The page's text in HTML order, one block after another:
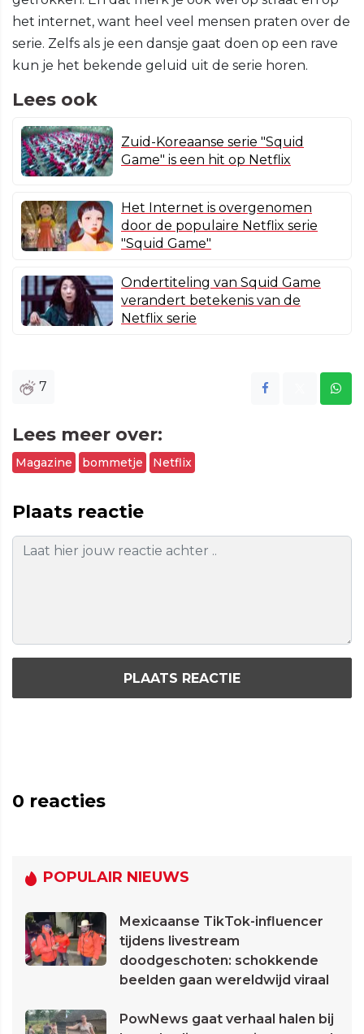
het internet, want heel veel mensen praten over de
serie. Zelfs als je een dansje gaat doen op een rave
kun je het bekende geluid uit de serie horen.
Lees ook
Zuid-Koreaanse serie "Squid
Game" is een hit op Netflix
Het Internet is overgenomen
door de populaire Netflix serie
"Squid Game"
Ondertiteling van Squid Game
verandert betekenis van de
Netflix serie
7
Lees meer over:
Magazine bommetje Netflix
Plaats reactie
PLAATS REACTIE
0 reacties
POPULAIR NIEUWS
Mexicaanse TikTok-influencer
tijdens livestream
doodgeschoten: schokkende
beelden gaan wereldwijd viraal
PowNews gaat verhaal halen bij